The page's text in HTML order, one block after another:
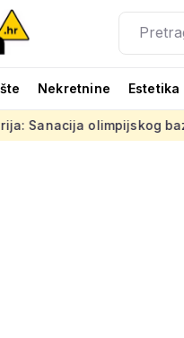
Nekretnine Estetika
bazena iz 1972.,